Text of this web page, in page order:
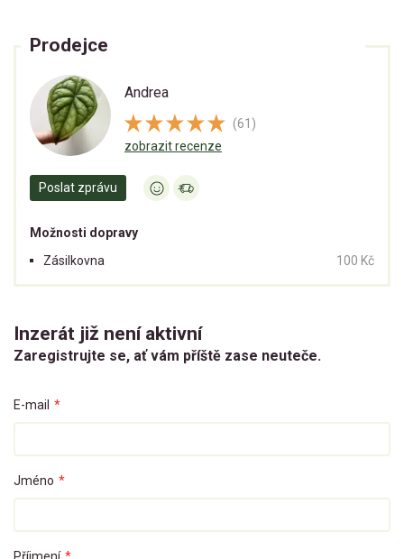
Prodejce
Andrea
(61)
zobrazit recenze
Poslat zprávu
Možnosti dopravy
Zásilkovna
100 Kč
Inzerát již není aktivní
Zaregistrujte se, ať vám příště zase neuteče.
E-mail *
Jméno *